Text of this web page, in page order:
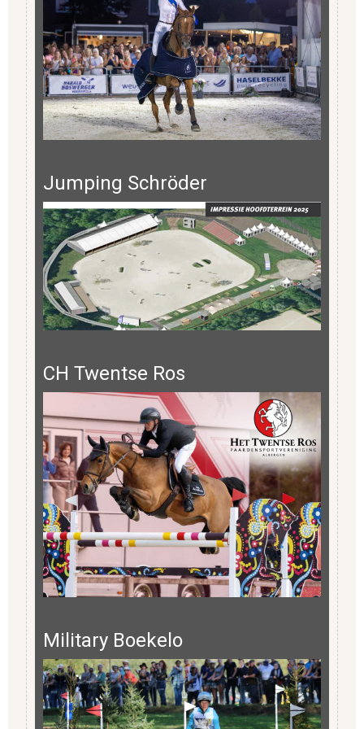
Jumping Schröder
CH Twentse Ros
Military Boekelo